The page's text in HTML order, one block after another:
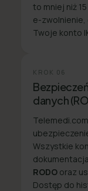
to mniej niż
e-zwolnienie,
Twoje konto
KROK 06
danych
Wszystkie
RODO oraz
Dostęp do